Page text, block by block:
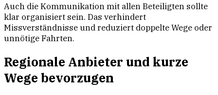
Auch die Kommunikation mit allen Beteiligten sollte
klar organisiert sein. Das verhindert
Missverständnisse und reduziert doppelte Wege oder
unnötige Fahrten.
Regionale Anbieter und kurze
Wege bevorzugen